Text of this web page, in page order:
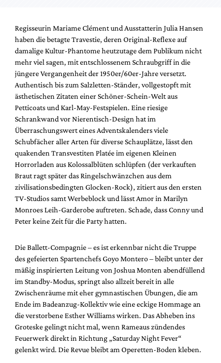
Regisseurin Mariame Clément und Ausstatterin Julia Hansen
haben die betagte Travestie, deren Original-Reflexe auf
damalige Kultur-Phantome heutzutage dem Publikum nicht
mehr viel sagen, mit entschlossenem Schraubgriff in die
jüngere Vergangenheit der 1950er/60er-Jahre versetzt.
Authentisch bis zum Salzletten-Ständer, vollgestopft mit
ästhetischen Zitaten einer Schöner-Schein-Welt aus
Petticoats und Karl-May-Festspielen. Eine riesige
Schrankwand vor Nierentisch-Design hat im
Überraschungswert eines Adventskalenders viele
Schubfächer aller Arten für diverse Schauplätze, lässt den
quakenden Transvestiten Platée im eigenen Kleinen
Horrorladen aus Kolossalblüten schlüpfen (der verkauften
Braut ragt später das Ringelschwänzchen aus dem
zivilisationsbedingten Glocken-Rock), zitiert aus den ersten
TV-Studios samt Werbeblock und lässt Amor in Marilyn
Monroes Leih-Garderobe auftreten. Schade, dass Conny und
Peter keine Zeit für die Party hatten.
Die Ballett-Compagnie – es ist erkennbar nicht die Truppe
des gefeierten Spartenchefs Goyo Montero – bleibt unter der
mäßig inspirierten Leitung von Joshua Monten abendfüllend
im Standby-Modus, springt also allzeit bereit in alle
Zwischenräume mit eher gymnastischen Übungen, die am
Ende im Badeanzug-Kollektiv wie eine eckige Hommage an
die verstorbene Esther Williams wirken. Das Abheben ins
Groteske gelingt nicht mal, wenn Rameaus zündendes
Feuerwerk direkt in Richtung „Saturday Night Fever“
gelenkt wird. Die Revue bleibt am Operetten-Boden kleben.